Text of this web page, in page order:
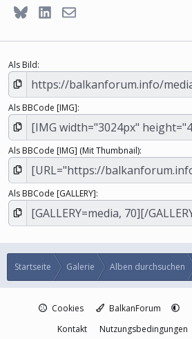
BlueskyLinkedInE-Mail
Als Bild
Als BBCode [IMG]
Als BBCode [IMG] (Mit Thumbnail)
Als BBCode [GALLERY]
Startseite Galerie Alben durchsuchen
Cookies BalkanForum
Kontakt
Nutzungsbedingungen